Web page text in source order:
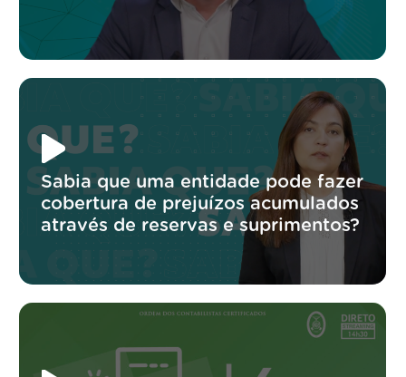
Sabia que uma entidade pode fazer
cobertura de prejuízos acumulados
através de reservas e suprimentos?